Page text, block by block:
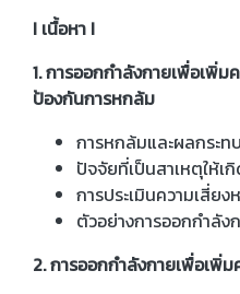
I เนื้อหา I
1. การออกกำลังกายเพื่อเพิ่ม
ป้องกันการหกล้ม
การหกล้มและผลกระ
ปัจจัยที่เป็นสาเหตุให้เ
การประเมินความเสี่ย
ตัวอย่างการออกกำลั
2. การออกกำลังกายเพื่อเพิ่